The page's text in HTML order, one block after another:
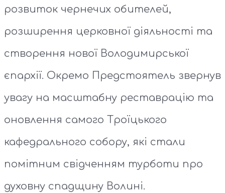
розвиток чернечих обителей,
розширення церковної діяльності та
створення нової Володимирської
єпархії. Окремо Предстоятель звернув
увагу на масштабну реставрацію та
оновлення самого Троїцького
кафедрального собору, які стали
помітним свідченням турботи про
духовну спадщину Волині.